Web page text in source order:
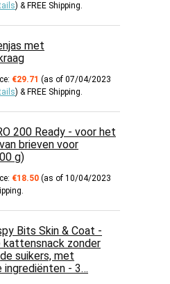
) & FREE Shipping.
met
€29.71 (as of 07/04/2023
) & FREE Shipping.
200 Ready - voor het
brieven voor
g)
€18.50 (as of 10/04/2023
.
Bits Skin & Coat -
kattensnack zonder
suikers, met
ingrediënten - 3…